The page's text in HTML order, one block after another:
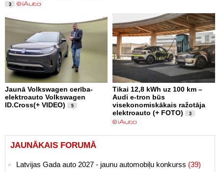
3
Jaunā Volkswagen cerība-
elektroauto Volkswagen
ID.Cross(+ VIDEO)
5
Tikai 12,8 kWh uz 100 km –
Audi e-tron būs
visekonomiskākais ražotāja
elektroauto (+ FOTO)
3
JAUNĀKAIS FORUMĀ
Latvijas Gada auto 2027 - jaunu automobiļu konkurss (39)